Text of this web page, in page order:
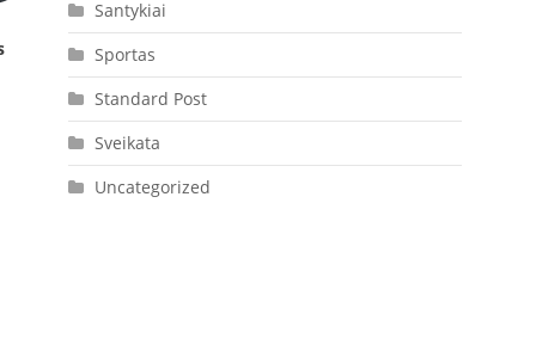
Santykiai
Sportas
Standard Post
Sveikata
Uncategorized